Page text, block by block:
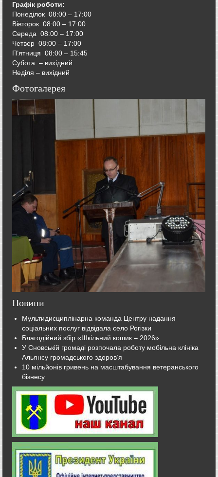
Графік роботи:
Понеділок 08:00 – 17:00
Вівторок 08:00 – 17:00
Середа 08:00 – 17:00
Четвер 08:00 – 17:00
П’ятниця 08:00 – 15:45
Субота – вихідний
Неділя – вихідний
Фотогалерея
Новини
Мультидисциплінарна команда Центру надання
соціальних послуг відвідала село Рогізки
Благодійний збір «Шкільний кошик – 2026»
У Сновській громаді розпочала роботу мобільна клініка
Альянсу громадського здоров’я
10 мільйонів гривень на масштабування ветеранського
бізнесу